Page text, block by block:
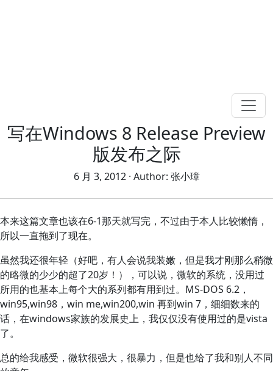
写在Windows 8 Release Preview
版发布之际
6 月 3, 2012 · Author: 张小璋
本来这篇文章也该在6-1那天就写完，不过由于本人比较懒惰，
所以一直拖到了现在。
虽然我还很年轻（好吧，有人会说我装嫩，但是我才刚那么稍微
的略微的少少的超了20岁！），可以说，微软的系统，没用过
所用的也基本上每个大的系列都有用到过。MS-DOS 6.2，
win95,win98，win me,win200,win 再到win 7，细细数来的
话，在windows家族的发展史上，我仅仅没有使用过的是vista
了。
总的给我感受，微软很强大，很暴力，但是也给了我和别人不同